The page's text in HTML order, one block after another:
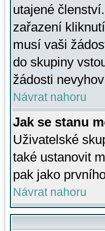
utajené
zařazení
musí vaši
do skupiny
žádosti
Návrat nahoru
Jak se stanu
Uživatelské
také ustanovit
pak jako
Návrat nahoru